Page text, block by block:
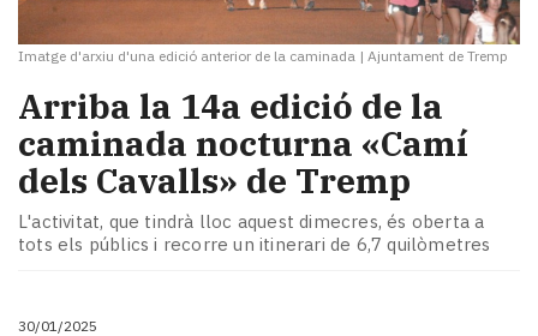
Imatge d'arxiu d'una edició anterior de la caminada | Ajuntament de Tremp
Arriba la 14a edició de la
caminada nocturna «Camí
dels Cavalls» de Tremp
L'activitat, que tindrà lloc aquest dimecres, és oberta a
tots els públics i recorre un itinerari de 6,7 quilòmetres
30/01/2025